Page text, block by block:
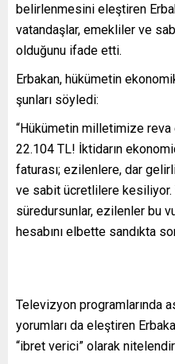
belirlenmesini eleştiren
vatandaşlar, emekliler ve
olduğunu ifade etti.
Erbakan, hükümetin
şunları söyledi:
“Hükümetin milletimize reva
22.104 TL! İktidarın
faturası; ezilenlere, dar
ve sabit ücretlilere
süredursunlar, ezilenler bu
hesabını elbette sandıkta
Televizyon programlarında
yorumları da eleştiren
“ibret verici” olarak